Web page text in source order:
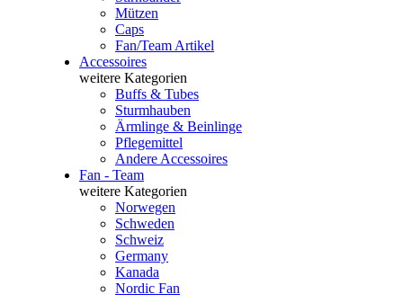
Mützen
Caps
Fan/Team Artikel
Accessoires
weitere Kategorien
Buffs & Tubes
Sturmhauben
Ärmlinge & Beinlinge
Pflegemittel
Andere Accessoires
Fan - Team
weitere Kategorien
Norwegen
Schweden
Schweiz
Germany
Kanada
Nordic Fan